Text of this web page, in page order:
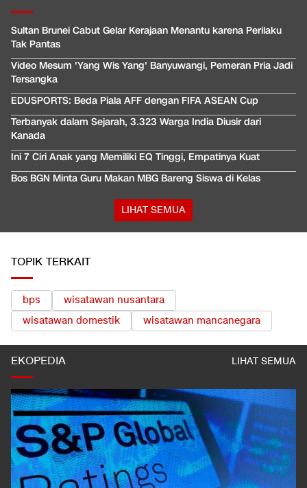
Sultan Brunei Cabut Gelar Kerajaan Menantu karena Perilaku
Tak Pantas
Video Mesum 'Yang Wis Yang' Banyuwangi, Pemeran Pria Jadi
Tersangka
EDUSPORTS: Beda Piala AFF dengan FIFA ASEAN Cup
Terbanyak dalam Sejarah, 3.323 Warga India Diusir dari
Kanada
Ini 7 Ciri Anak yang Memiliki EQ Tinggi, Empatinya Kuat
Bos BGN Minta Guru Makan MBG Bareng Siswa di Kelas
LIHAT SEMUA
TOPIK TERKAIT
bps
wisatawan nusantara
wisatawan domestik
wisatawan mancanegara
EKOPEDIA LIHAT SEMUA